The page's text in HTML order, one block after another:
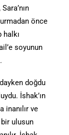
önce
soyunun
doğdu
İshak’ın
inanılır ve
bir ulusun